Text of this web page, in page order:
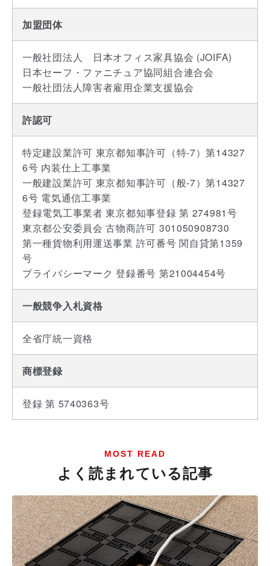
加盟団体
一般社団法人　日本オフィス家具協会 (JOIFA)
日本セーフ・ファニチュア協同組合連合会
一般社団法人障害者雇用企業支援協会
許認可
特定建設業許可 東京都知事許可（特-7）第14327
6号 内装仕上工事業
一般建設業許可 東京都知事許可（般-7）第14327
6号 電気通信工事業
登録電気工事業者 東京都知事登録 第 274981号
東京都公安委員会 古物商許可 301050908730
第一種貨物利用運送事業 許可番号 関自貸第1359
号
プライバシーマーク 登録番号 第21004454号
一般競争入札資格
全省庁統一資格
商標登録
登録 第 5740363号
MOST READ
よく読まれている記事